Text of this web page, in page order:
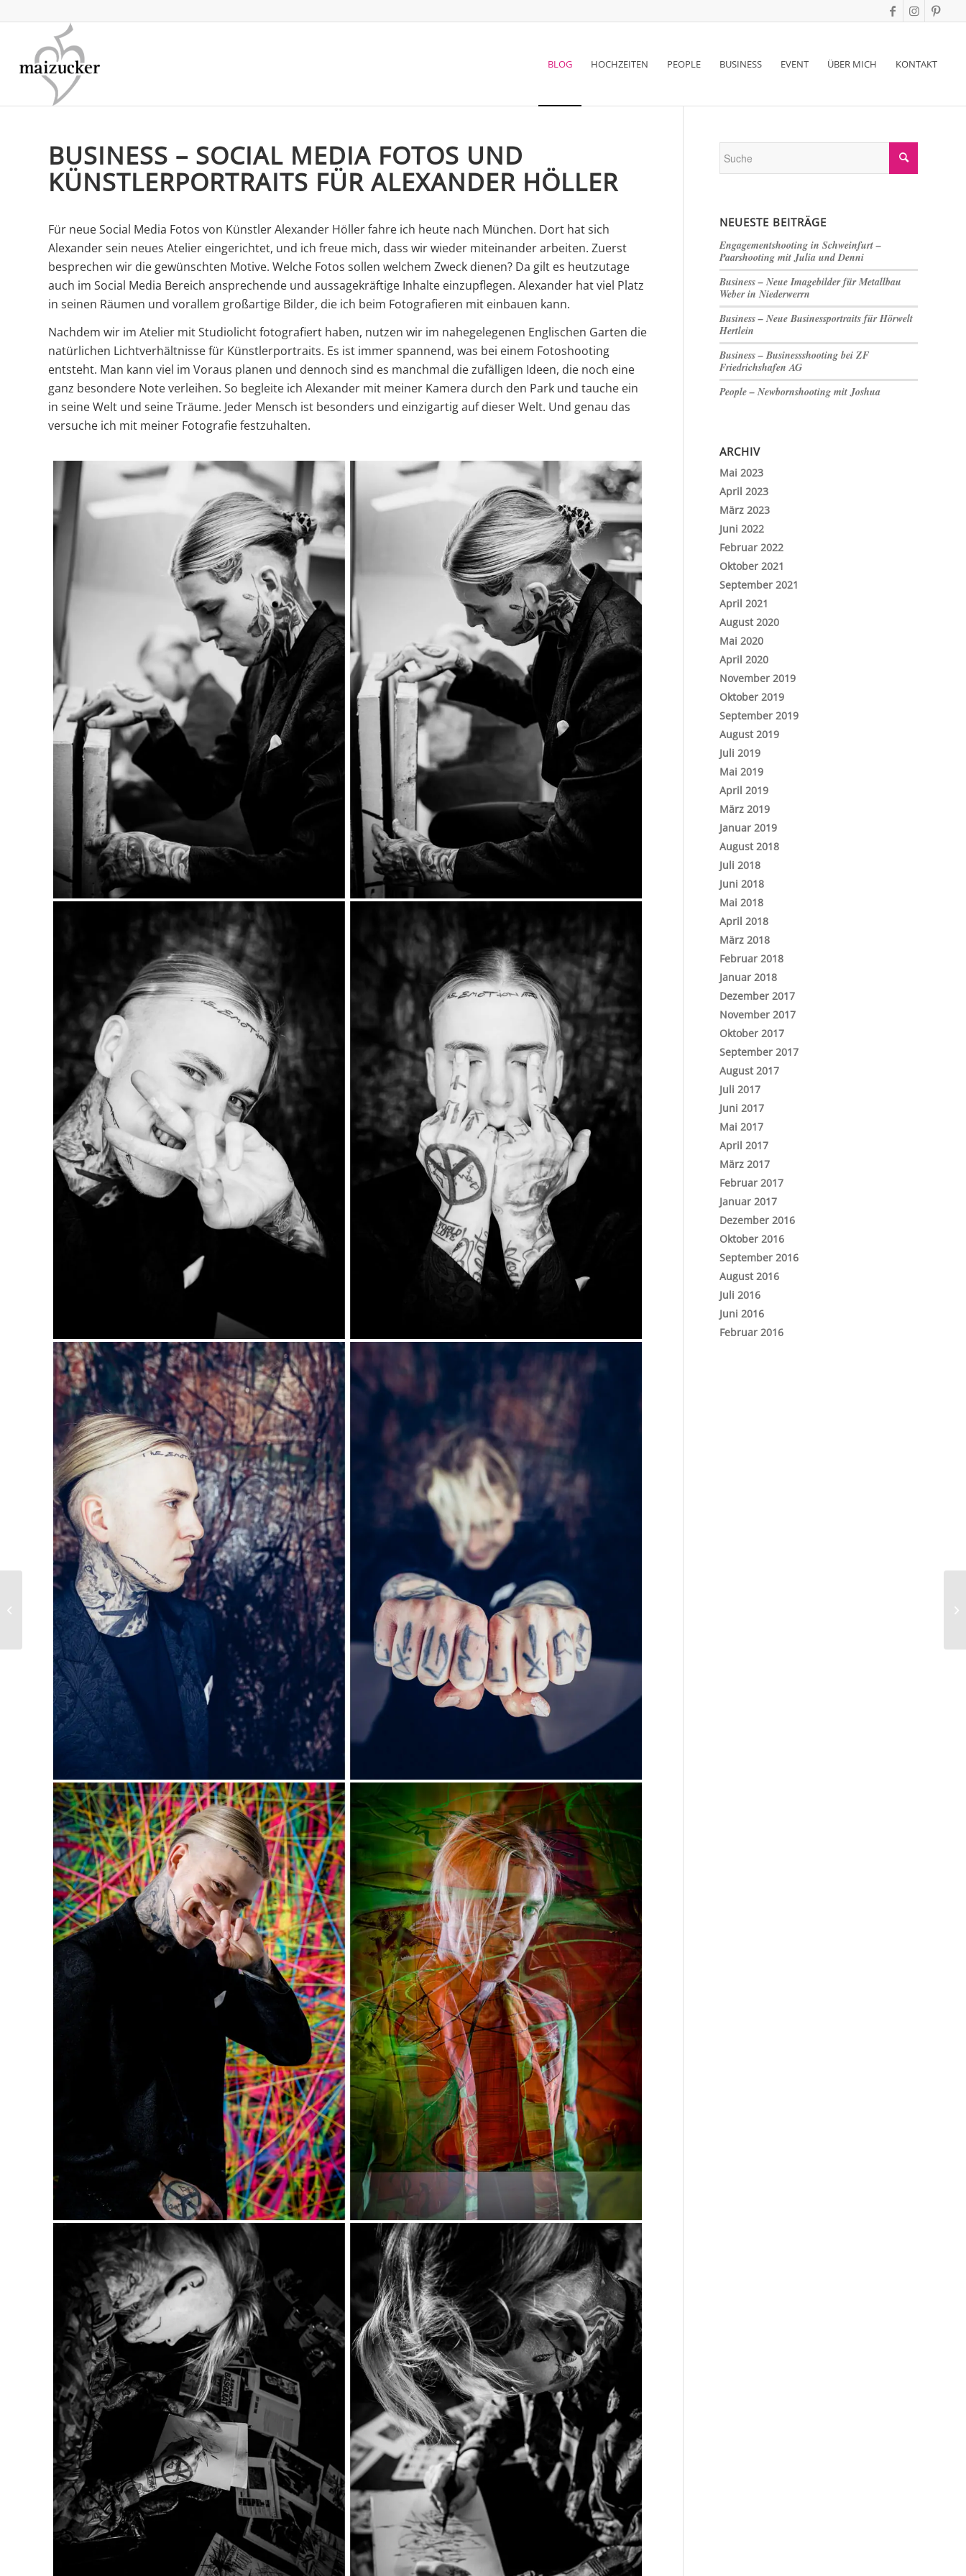
BLOG HOCHZEITEN PEOPLE BUSINESS EVENT ÜBER MICH KONTAKT
BUSINESS – SOCIAL MEDIA FOTOS UND
KÜNSTLERPORTRAITS FÜR ALEXANDER HÖLLER
Für neue Social Media Fotos von Künstler Alexander Höller fahre ich heute nach München. Dort hat sich
Alexander sein neues Atelier eingerichtet, und ich freue mich, dass wir wieder miteinander arbeiten. Zuerst
besprechen wir die gewünschten Motive. Welche Fotos sollen welchem Zweck dienen? Da gilt es heutzutage
auch im Social Media Bereich ansprechende und aussagekräftige Inhalte einzupflegen. Alexander hat viel Platz
in seinen Räumen und vorallem großartige Bilder, die ich beim Fotografieren mit einbauen kann.
Nachdem wir im Atelier mit Studiolicht fotografiert haben, nutzen wir im nahegelegenen Englischen Garten die
natürlichen Lichtverhältnisse für Künstlerportraits. Es ist immer spannend, was bei einem Fotoshooting
entsteht. Man kann viel im Voraus planen und dennoch sind es manchmal die zufälligen Ideen, die noch eine
ganz besondere Note verleihen. So begleite ich Alexander mit meiner Kamera durch den Park und tauche ein
in seine Welt und seine Träume. Jeder Mensch ist besonders und einzigartig auf dieser Welt. Und genau das
versuche ich mit meiner Fotografie festzuhalten.
NEUESTE BEITRÄGE
Engagementshooting in Schweinfurt –
Paarshooting mit Julia und Denni
Business – Neue Imagebilder für Metallbau
Weber in Niederwerrn
Business – Neue Businessportraits für Hörwelt
Hertlein
Business – Businessshooting bei ZF
Friedrichshafen AG
People – Newbornshooting mit Joshua
ARCHIV
Mai 2023
April 2023
März 2023
Juni 2022
Februar 2022
Oktober 2021
September 2021
April 2021
August 2020
Mai 2020
April 2020
November 2019
Oktober 2019
September 2019
August 2019
Juli 2019
Mai 2019
April 2019
März 2019
Januar 2019
August 2018
Juli 2018
Juni 2018
Mai 2018
April 2018
März 2018
Februar 2018
Januar 2018
Dezember 2017
November 2017
Oktober 2017
September 2017
August 2017
Juli 2017
Juni 2017
Mai 2017
April 2017
März 2017
Februar 2017
Januar 2017
Dezember 2016
Oktober 2016
September 2016
August 2016
Juli 2016
Juni 2016
Februar 2016
Event – Powerdays mit
Jürgen Höller in
Düsseldorf